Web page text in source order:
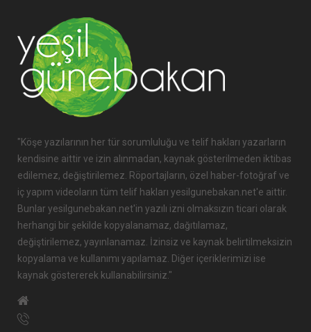
"Köşe yazılarının her tür sorumluluğu ve telif hakları yazarların
kendisine aittir ve izin alınmadan, kaynak gösterilmeden iktibas
edilemez, değiştirilemez. Röportajların, özel haber-fotoğraf ve
iç yapım videoların tüm telif hakları yesilgunebakan.net'e aittir.
Bunlar yesilgunebakan.net'in yazılı izni olmaksızın ticari olarak
herhangi bir şekilde kopyalanamaz, dağıtılamaz,
değiştirilemez, yayınlanamaz. İzinsiz ve kaynak belirtilmeksizin
kopyalama ve kullanımı yapılamaz. Diğer içeriklerimizi ise
kaynak göstererek kullanabilirsiniz."